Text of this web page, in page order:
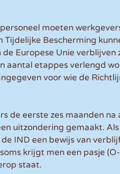
moeten
Tijdelijke Bescherming
Europese Unie verblijven
aantal etappes verlengd
voor wie de
de eerste zes maanden
uitzondering gemaakt.
IND een bewijs van
krijgt men een pasje
staat.